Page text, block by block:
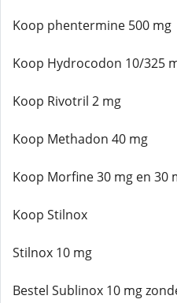
Koop phentermine 500 mg
Koop Hydrocodon 10/325
Koop Rivotril 2 mg
Koop Methadon 40 mg
Koop Morfine 30 mg en 30
Koop Stilnox
Stilnox 10 mg
Bestel Sublinox 10 mg